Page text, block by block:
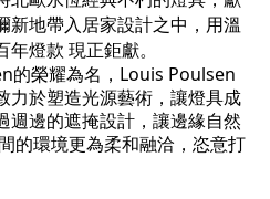
新地帶入居家設計之中，用溫
年燈款 現正鉅獻。
的榮耀為名，Louis Poulsen
力於塑造光源藝術，讓燈具成
週邊的遮掩設計，讓邊緣自然
的環境更為柔和融洽，恣意打